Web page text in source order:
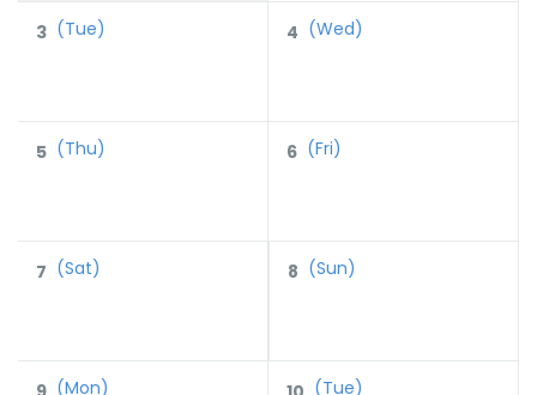
3 (Tue) 4 (Wed)
5 (Thu) 6 (Fri)
7 (Sat) 8 (Sun)
(Mon) (Tue)